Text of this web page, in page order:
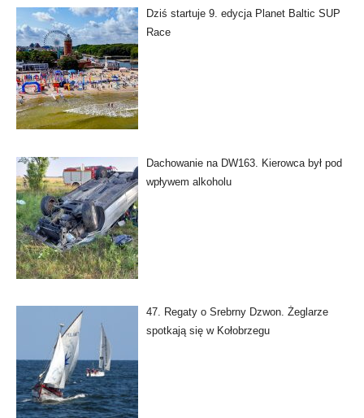
Dziś startuje 9. edycja Planet Baltic SUP
Race
Dachowanie na DW163. Kierowca był pod
wpływem alkoholu
47. Regaty o Srebrny Dzwon. Żeglarze
spotkają się w Kołobrzegu